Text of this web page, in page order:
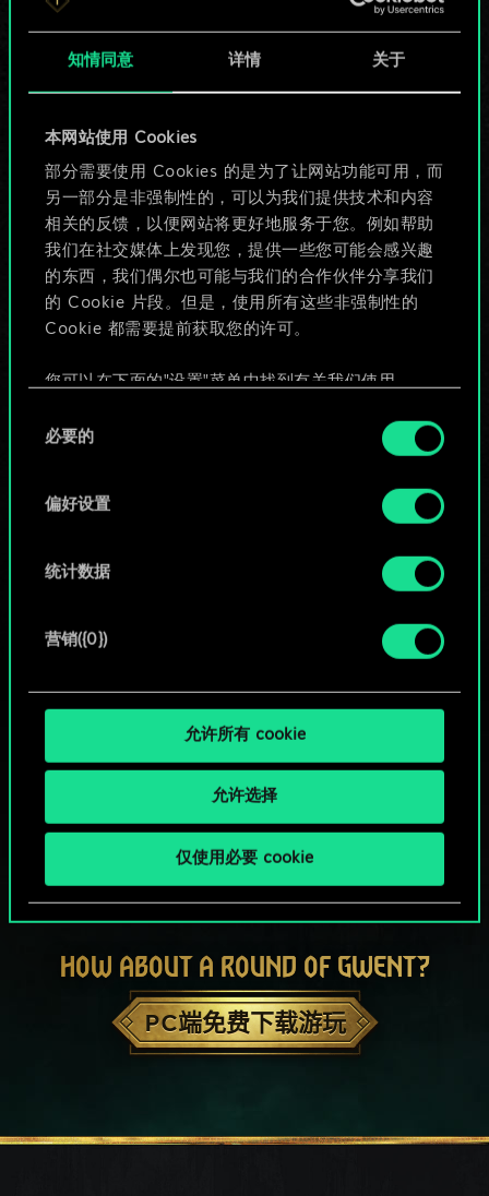
知情同意 详情 关于
本网站使用 Cookies
部分需要使用 Cookies 的是为了让网站功能可用，而
另一部分是非强制性的，可以为我们提供技术和内容
相关的反馈，以便网站将更好地服务于您。例如帮助
我们在社交媒体上发现您，提供一些您可能会感兴趣
的东西，我们偶尔也可能与我们的合作伙伴分享我们
的 Cookie 片段。但是，使用所有这些非强制性的
Cookie 都需要提前获取您的许可。
您可以在下面的"设置"菜单中找到有关我们使用
好。一旦您了解了其中的内容并准备好继续，请点
必要的
偏好设置
统计数据
营销({0})
允许所有 cookie
允许选择
仅使用必要 cookie
目前只是分享了一套
牌，但能做的不止这
些！
给牌组命名并撰写攻略
HOW ABOUT A ROUND OF GWENT?
PC端免费下载游玩